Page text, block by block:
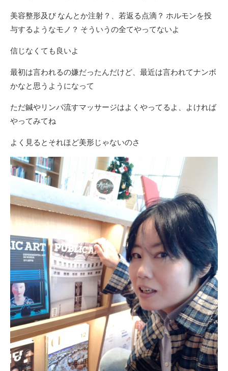
美容整形及び なんとか注射？、若返る点滴？ ホルモンを投
与するようなモノ？ そういうの全てやってないよ
信じなくても良いよ
最初は言われるの嫌だったんだけど、最近は言われてナンボ
かなと思うようになって
ただ鍼やリンパ流すマッサージはよくやってるよ、よければ
やってみてね
よく見るとそれほど美形じゃないのさ